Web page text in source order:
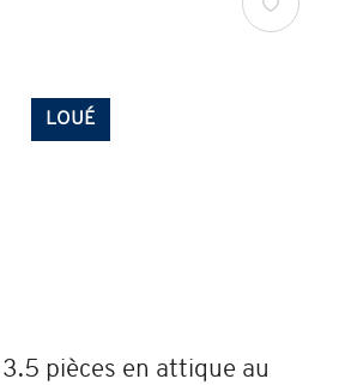
LOUÉ
pièces en attique au